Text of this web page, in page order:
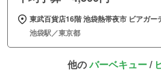
東武百貨店16階 池袋熱帯夜市 ビアガー
池袋駅／東京都
他のバーベキュー/